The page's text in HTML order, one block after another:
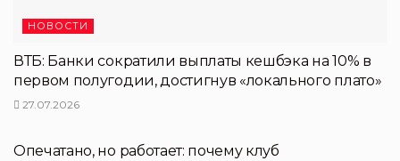
НОВОСТИ
ВТБ: Банки сократили выплаты кешбэка на 10% в
первом полугодии, достигнув «локального плато»
27.07.2026
Опечатано, но работает: почему клуб